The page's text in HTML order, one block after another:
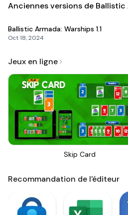
Anciennes versions de Ballistic
Ballistic Armada: Warships 1.1
Oct 18, 2024
Jeux en ligne
Skip Card
Recommandation de l'éditeur